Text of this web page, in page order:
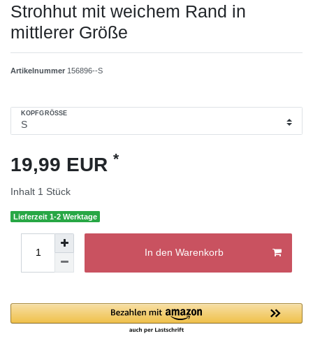
Strohhut mit weichem Rand in
mittlerer Größe
Artikelnummer 156896--S
KOPFGRÖSSE
19,99 EUR *
Inhalt 1 Stück
Lieferzeit 1-2 Werktage
In den Warenkorb